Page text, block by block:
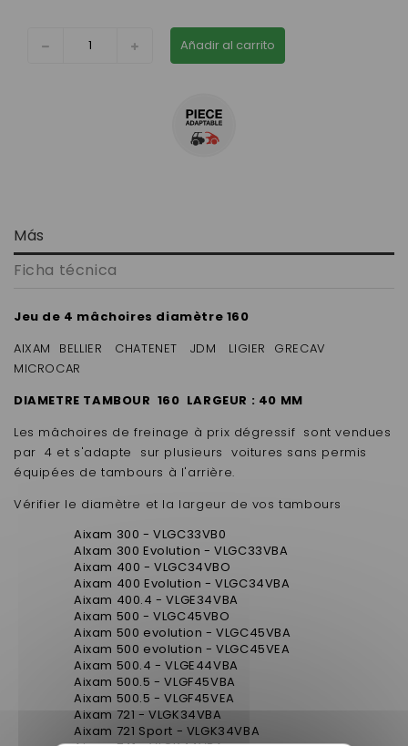
Añadir al carrito
Más
Ficha técnica
Jeu de 4 mâchoires diamètre 160
AIXAM BELLIER CHATENET JDM LIGIER GRECAV
MICROCAR
DIAMETRE TAMBOUR 160 LARGEUR : 40 MM
Les mâchoires de freinage à prix dégressif sont vendues
par 4 et s'adapte sur plusieurs voitures sans permis
équipées de tambours à l'arrière.
Vérifier le diamètre et la largeur de vos tambours
Aixam 300 - VLGC33VB0
AIxam 300 Evolution - VLGC33VBA
Aixam 400 - VLGC34VBO
Aixam 400 Evolution - VLGC34VBA
Aixam 400.4 - VLGE34VBA
Aixam 500 - VLGC45VBO
Aixam 500 evolution - VLGC45VBA
Aixam 500 evolution - VLGC45VEA
Aixam 500.4 - VLGE44VBA
Aixam 500.5 - VLGF45VBA
Aixam 500.5 - VLGF45VEA
Aixam 721 - VLGK34VBA
Aixam 721 Sport - VLGK34VBA